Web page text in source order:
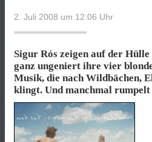
2. Juli 2008 um 12:06 Uhr
Sigur Rós zeigen auf der
ganz ungeniert ihre vier
Musik, die nach Wildbächen,
klingt. Und manchmal rumpelt